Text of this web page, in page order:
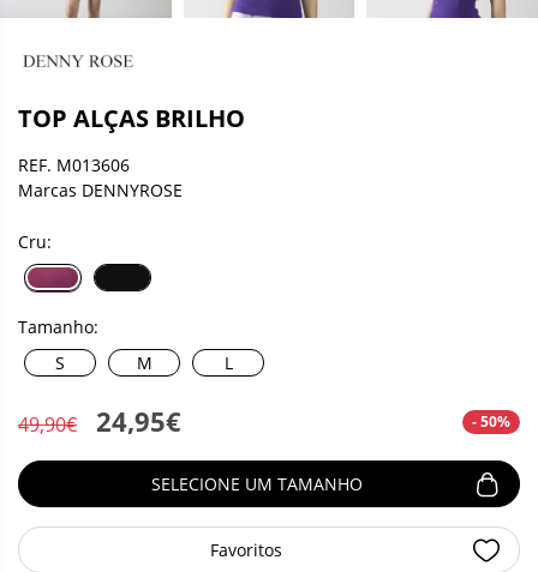
TOP ALÇAS BRILHO
REF. M013606
Marcas DENNYROSE
Cru:
Tamanho:
S
M L
49,90€ 24,95€ - 50%
SELECIONE UM TAMANHO
Favoritos